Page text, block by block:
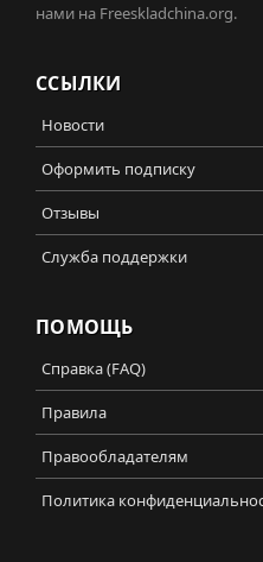
нами на Freeskladchina.org.
ССЫЛКИ
Новости
Оформить подписку
Отзывы
Служба поддержки
ПОМОЩЬ
Справка (FAQ)
Правила
Правообладателям
Политика